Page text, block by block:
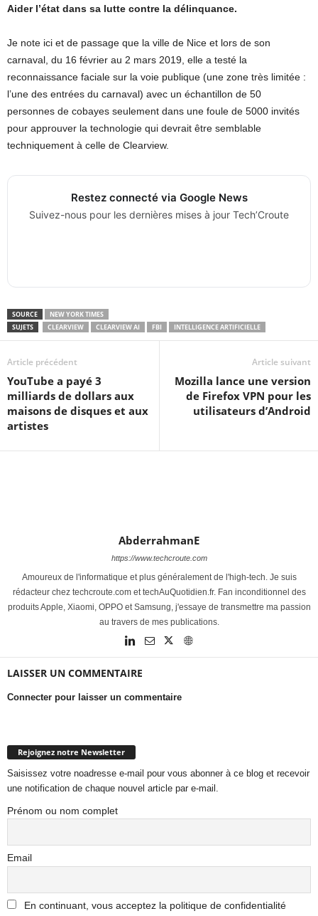
Aider l’état dans sa lutte contre la délinquance.
Je note ici et de passage que la ville de Nice et lors de son
carnaval, du 16 février au 2 mars 2019, elle a testé la
reconnaissance faciale sur la voie publique (une zone très limitée :
l’une des entrées du carnaval) avec un échantillon de 50
personnes de cobayes seulement dans une foule de 5000 invités
pour approuver la technologie qui devrait être semblable
techniquement à celle de Clearview.
Restez connecté via Google News
Suivez-nous pour les dernières mises à jour Tech’Croute
SOURCE
NEW YORK TIMES
SUJETS
CLEARVIEW CLEARVIEW AI FBI INTELLIGENCE ARTIFICIELLE
Article précédent
YouTube a payé 3
milliards de dollars aux
maisons de disques et aux
artistes
Article suivant
Mozilla lance une version
de Firefox VPN pour les
utilisateurs d’Android
AbderrahmanE
https://www.techcroute.com
Amoureux de l'informatique et plus généralement de l'high-tech. Je suis
rédacteur chez techcroute.com et techAuQuotidien.fr. Fan inconditionnel des
produits Apple, Xiaomi, OPPO et Samsung, j'essaye de transmettre ma passion
au travers de mes publications.
LAISSER UN COMMENTAIRE
Connecter pour laisser un commentaire
Rejoignez notre Newsletter
Saisissez votre noadresse e-mail pour vous abonner à ce blog et recevoir
une notification de chaque nouvel article par e-mail.
Prénom ou nom complet
Email
En continuant, vous acceptez la politique de confidentialité